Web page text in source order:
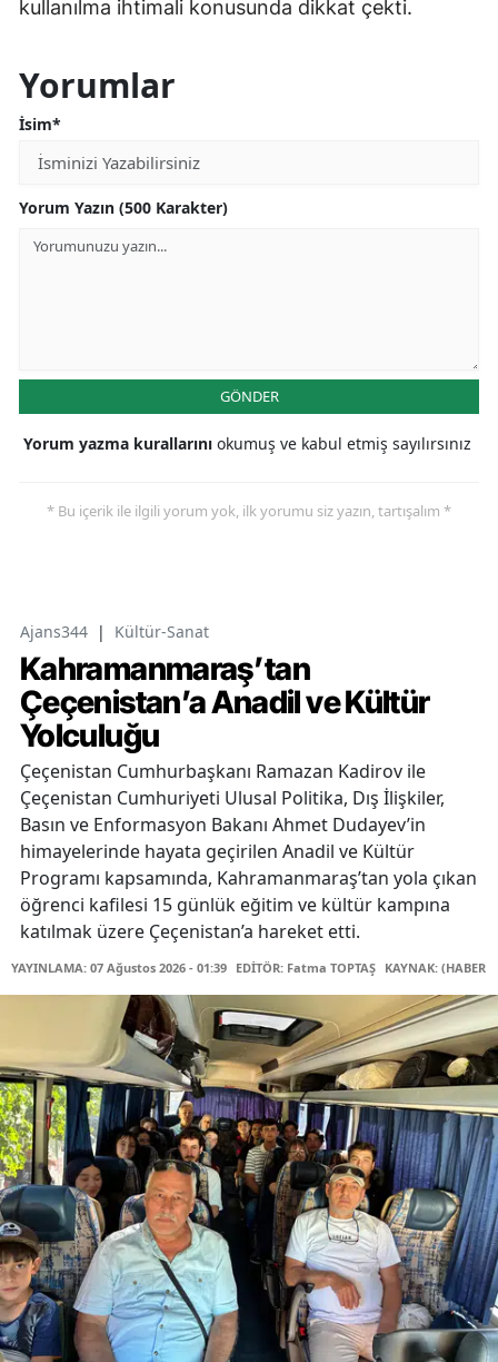
kullanılma ihtimali konusunda dikkat çekti.
Yorumlar
İsim*
Yorum Yazın (500 Karakter)
GÖNDER
Yorum yazma kurallarını okumuş ve kabul etmiş sayılırsınız
* Bu içerik ile ilgili yorum yok, ilk yorumu siz yazın, tartışalım *
Ajans344 | Kültür-Sanat
Kahramanmaraş’tan
Çeçenistan’a Anadil ve Kültür
Yolculuğu
Çeçenistan Cumhurbaşkanı Ramazan Kadirov ile
Çeçenistan Cumhuriyeti Ulusal Politika, Dış İlişkiler,
Basın ve Enformasyon Bakanı Ahmet Dudayev’in
himayelerinde hayata geçirilen Anadil ve Kültür
Programı kapsamında, Kahramanmaraş’tan yola çıkan
öğrenci kafilesi 15 günlük eğitim ve kültür kampına
katılmak üzere Çeçenistan’a hareket etti.
YAYINLAMA: 07 Ağustos 2026 - 01:39 EDİTÖR: Fatma TOPTAŞ KAYNAK: (HABER